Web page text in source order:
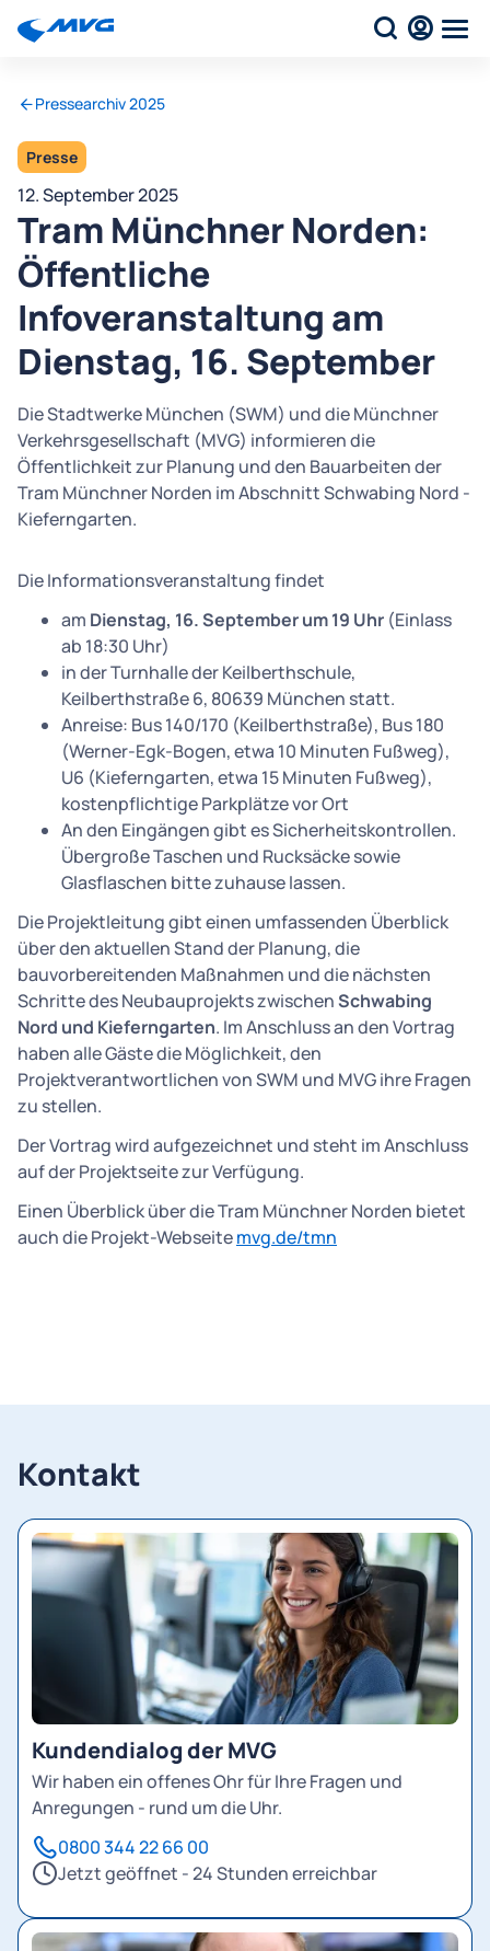
Pressearchiv 2025
Presse
12. September 2025
Tram Münchner Norden:
Öffentliche
Infoveranstaltung am
Dienstag, 16. September
Die Stadtwerke München (SWM) und die Münchner
Verkehrsgesellschaft (MVG) informieren die
Öffentlichkeit zur Planung und den Bauarbeiten der
Tram Münchner Norden im Abschnitt Schwabing Nord -
Kieferngarten.
Die Informationsveranstaltung findet
am Dienstag, 16. Septemberum 19 Uhr (Einlass
ab 18:30 Uhr)
in der Turnhalle der Keilberthschule,
Keilberthstraße 6, 80639 München statt.
Anreise: Bus 140/170 (Keilberthstraße), Bus 180
(Werner-Egk-Bogen, etwa 10 Minuten Fußweg),
U6 (Kieferngarten, etwa 15 Minuten Fußweg),
kostenpflichtige Parkplätze vor Ort
An den Eingängen gibt es Sicherheitskontrollen.
Übergroße Taschen und Rucksäcke sowie
Glasflaschen bitte zuhause lassen.
Die Projektleitung gibt einen umfassenden Überblick
über den aktuellen Stand der Planung, die
bauvorbereitenden Maßnahmen und die nächsten
Schritte des Neubauprojekts zwischenSchwabing
Nord und Kieferngarten. Im Anschluss an den Vortrag
haben alle Gäste die Möglichkeit, den
Projektverantwortlichen von SWM und MVG ihre Fragen
zu stellen.
Der Vortrag wird aufgezeichnet und steht im Anschluss
auf der Projektseite zur Verfügung.
Einen Überblick über die Tram Münchner Norden bietet
auch die Projekt-Webseitemvg.de/tmn
Kontakt
Kundendialog der MVG
Wir haben ein offenes Ohr für Ihre Fragen und
Anregungen - rund um die Uhr.
0800 344 22 66 00
Jetzt geöffnet - 24 Stunden erreichbar